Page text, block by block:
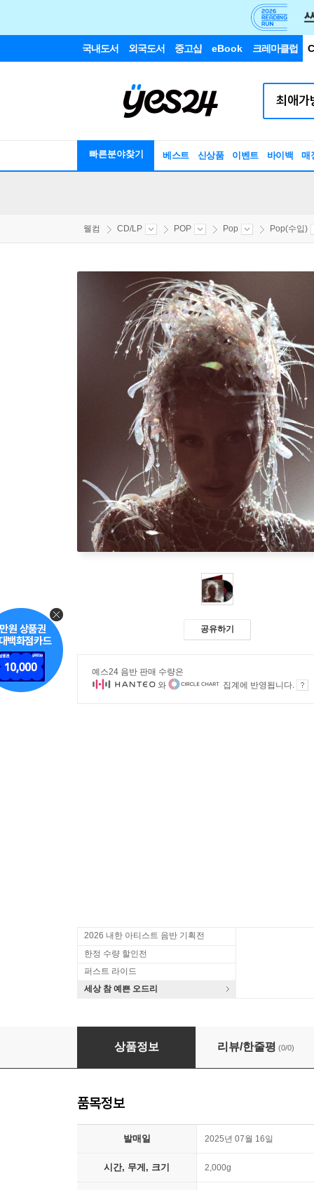
국내도서 외국도서 중고샵 eBook 크레마클럽
빠른분야찾기 베스트 신상품 이벤트 바이백 매
웰컴 CD/LP POP Pop Pop(수입)
공유하기
예스24 음반 판매 수량은
와
집계에 반영됩니다.
2026 내한 아티스트 음반 기획전
한정 수량 할인전
퍼스트 라이드
세상 참 예쁜 오드리
Miley Cyrus (마일리 사이러스) - 9집
상품정보 리뷰/한줄평 (0/0)
품목정보
발매일 2025년 07월 16일
시간, 무게, 크기 2,000g